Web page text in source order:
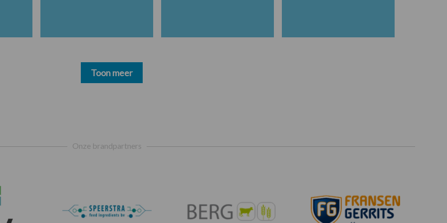
Toon meer
Onze brandpartners